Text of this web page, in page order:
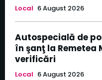
Local 6 August 2026
Autospecială de
în şanţ la Remetea
verificări
Local 6 August 2026